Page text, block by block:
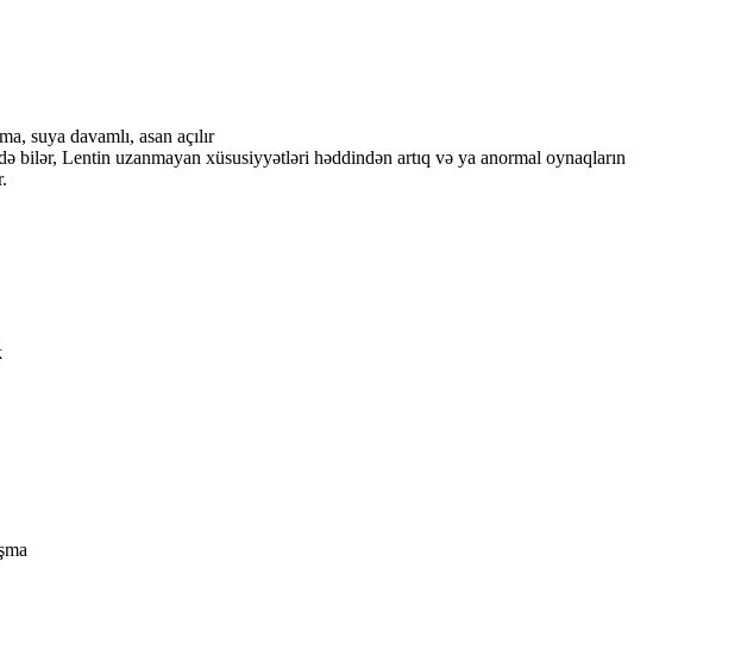
suya davamlı, asan açılır
bilər, Lentin uzanmayan xüsusiyyətləri həddindən artıq və ya anormal oynaqların